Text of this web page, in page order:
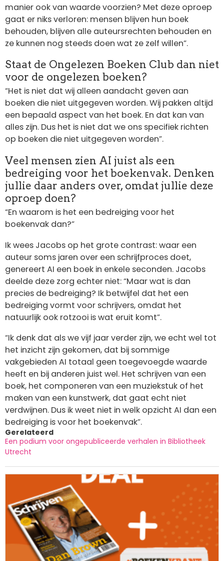
manier ook van waarde voorzien? Met deze oproep
gaat er niks verloren: mensen blijven hun boek
behouden, blijven alle auteursrechten behouden en
ze kunnen nog steeds doen wat ze zelf willen”.
Staat de Ongelezen Boeken Club dan niet
voor de ongelezen boeken?
“Het is niet dat wij alleen aandacht geven aan
boeken die niet uitgegeven worden. Wij pakken altijd
een bepaald aspect van het boek. En dat kan van
alles zijn. Dus het is niet dat we ons specifiek richten
op boeken die niet uitgegeven worden”.
Veel mensen zien AI juist als een
bedreiging voor het boekenvak. Denken
jullie daar anders over, omdat jullie deze
oproep doen?
“En waarom is het een bedreiging voor het
boekenvak dan?”
Ik wees Jacobs op het grote contrast: waar een
auteur soms jaren over een schrijfproces doet,
genereert AI een boek in enkele seconden. Jacobs
deelde deze zorg echter niet: “Maar wat is dan
precies de bedreiging? Ik betwijfel dat het een
bedreiging vormt voor schrijvers, omdat het
natuurlijk ook rotzooi is wat eruit komt”.
“Ik denk dat als we vijf jaar verder zijn, we echt wel tot
het inzicht zijn gekomen, dat bij sommige
vakgebieden AI totaal geen toegevoegde waarde
heeft en bij anderen juist wel. Het schrijven van een
boek, het componeren van een muziekstuk of het
maken van een kunstwerk, dat gaat echt niet
verdwijnen. Dus ik weet niet in welk opzicht AI dan een
bedreiging is voor het boekenvak”.
Gerelateerd
Een podium voor ongepubliceerde verhalen in Bibliotheek
Utrecht